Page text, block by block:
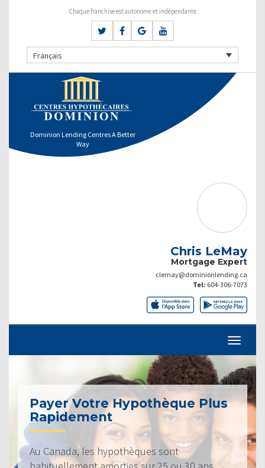
Chaque franchise est autonome et indépendante
Français
Dominion Lending Centres A Better
Way
Chris LeMay
Mortgage Expert
clemay@dominionlending.ca
Tel: 604-306-7073
Payer Votre Hypothèque Plus
Rapidement
Au Canada, les hypothèques sont